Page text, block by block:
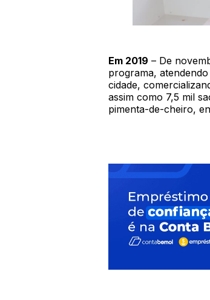
Em 2019 – De
programa,
cidade,
assim como 7,5 mil
pimenta-de-cheiro,